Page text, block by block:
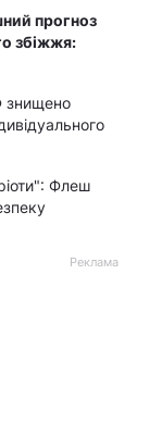
прогноз
збіжжя:
знищено
Флеш
Реклама